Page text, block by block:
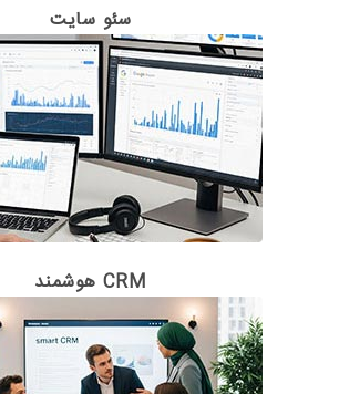
سئو سایت
CRM هوشمند